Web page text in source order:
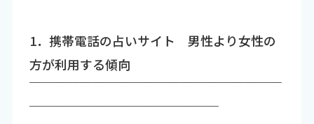
1．携帯電話の占いサイト 男性より女性の
方が利用する傾向
￣￣￣￣￣￣￣￣￣￣￣￣￣￣￣￣￣￣￣￣
￣￣￣￣￣￣￣￣￣￣￣￣￣￣￣